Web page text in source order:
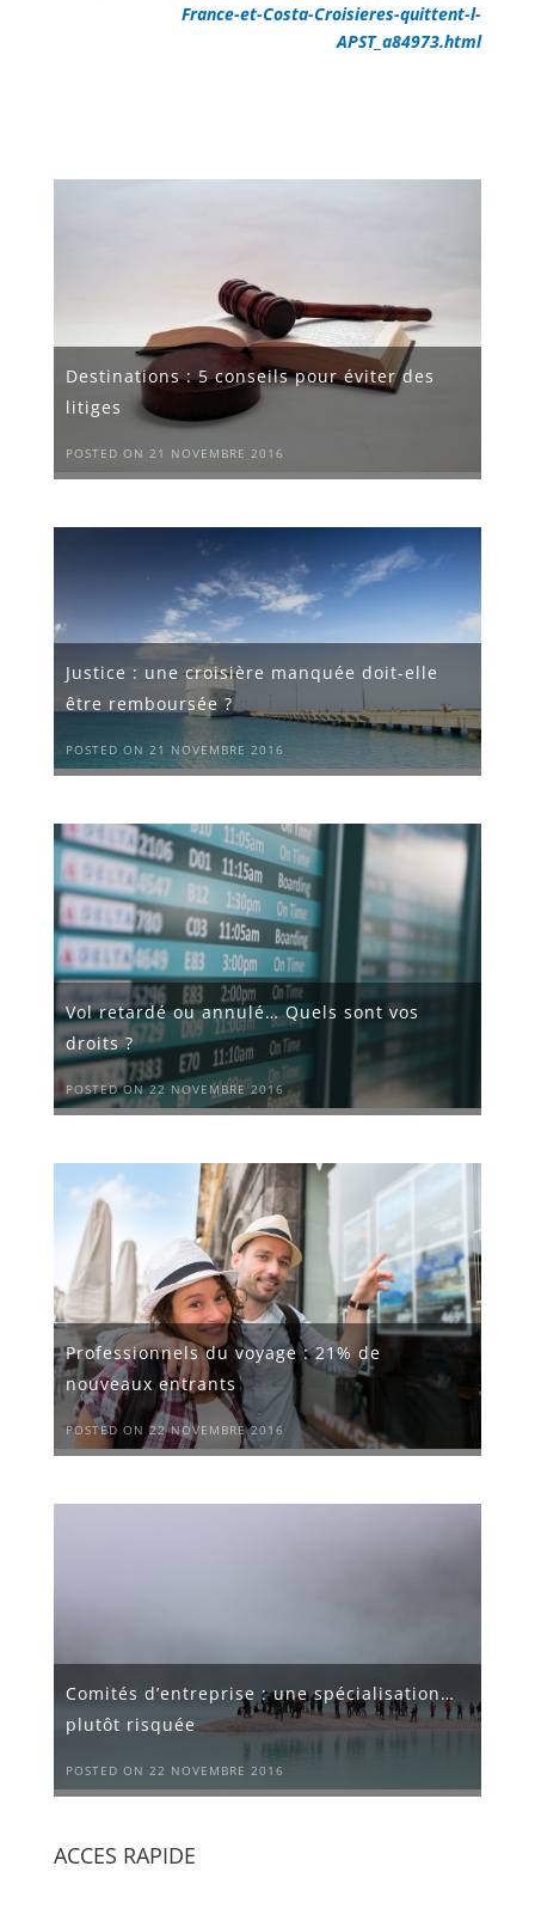
France-et-Costa-Croisieres-quittent-l-
APST_a84973.html
Destinations : 5 conseils pour éviter des
litiges
POSTED ON 21 NOVEMBRE 2016
Justice : une croisière manquée doit-elle
être remboursée ?
POSTED ON 21 NOVEMBRE 2016
Vol retardé ou annulé… Quels sont vos
droits ?
POSTED ON 22 NOVEMBRE 2016
Professionnels du voyage : 21% de
nouveaux entrants
POSTED ON 22 NOVEMBRE 2016
Comités d’entreprise : une spécialisation…
plutôt risquée
POSTED ON 22 NOVEMBRE 2016
ACCES RAPIDE